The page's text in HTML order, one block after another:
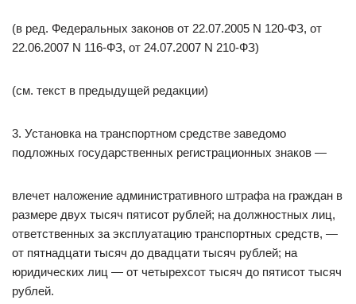
(в ред. Федеральных законов от 22.07.2005 N 120-ФЗ, от
22.06.2007 N 116-ФЗ, от 24.07.2007 N 210-ФЗ)
(см. текст в предыдущей редакции)
3. Установка на транспортном средстве заведомо
подложных государственных регистрационных знаков —
влечет наложение административного штрафа на граждан в
размере двух тысяч пятисот рублей; на должностных лиц,
ответственных за эксплуатацию транспортных средств, —
от пятнадцати тысяч до двадцати тысяч рублей; на
юридических лиц — от четырехсот тысяч до пятисот тысяч
рублей.